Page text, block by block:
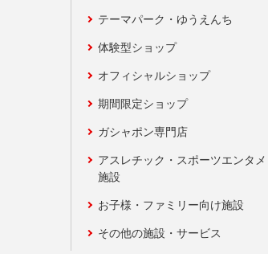
テーマパーク・ゆうえんち
体験型ショップ
オフィシャルショップ
期間限定ショップ
ガシャポン専門店
アスレチック・スポーツエンタメ
施設
お子様・ファミリー向け施設
その他の施設・サービス